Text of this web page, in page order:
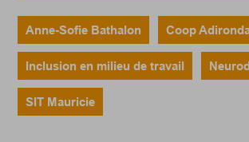
Anne-Sofie Bathalon Coop
Inclusion en milieu de travail
SIT Mauricie